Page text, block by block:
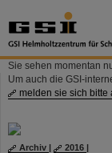
Sie sehen momentan
Um auch die GSI-
melden sie sich bitte
Archiv | 2016 |